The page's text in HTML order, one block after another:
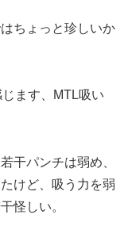
ちょっと珍しいか
ます、MTL吸い
干パンチは弱め、
けど、吸う力を弱
怪しい。